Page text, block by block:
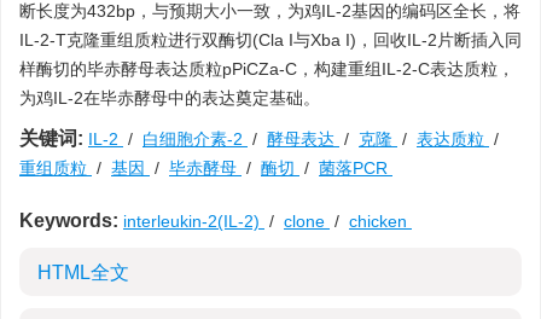
断长度为432bp，与预期大小一致，为鸡IL-2基因的编码区全长，将
IL-2-T克隆重组质粒进行双酶切(Cla I与Xba I)，回收IL-2片断插入同
样酶切的毕赤酵母表达质粒pPiCZa-C，构建重组IL-2-C表达质粒，
为鸡IL-2在毕赤酵母中的表达奠定基础。
关键词: IL-2 / 白细胞介素-2 / 酵母表达 / 克隆 / 表达质粒 /
重组质粒 / 基因 / 毕赤酵母 / 酶切 / 菌落PCR
Keywords: interleukin-2(IL-2) / clone / chicken
HTML全文